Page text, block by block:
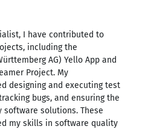
I have contributed to
including the
AG) Yello App and
Project. My
designing and executing test
bugs, and ensuring the
solutions. These
my skills in software quality